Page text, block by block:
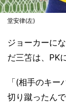
堂安律(左)
ジョーカーに
だ三笘は、PK
「(相手のキ
切り蹴ったん